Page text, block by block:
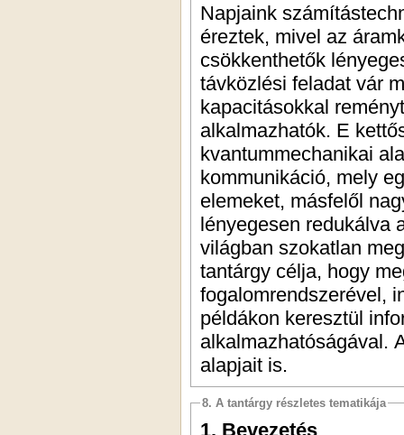
Napjaink
éreztek, mivel az
csökkenthetők
távközlési feladat vár
kapacitásokkal
alkalmazhatók. E
kvantummechanikai
kommunikáció, mely
elemeket, másfelől
lényegesen redukálva
világban szokatlan
tantárgy célja, hogy
fogalomrendszerével,
példákon keresztül
alkalmazhatóságával.
alapjait is.
8. A tantárgy részletes tematikája
1. Bevezetés